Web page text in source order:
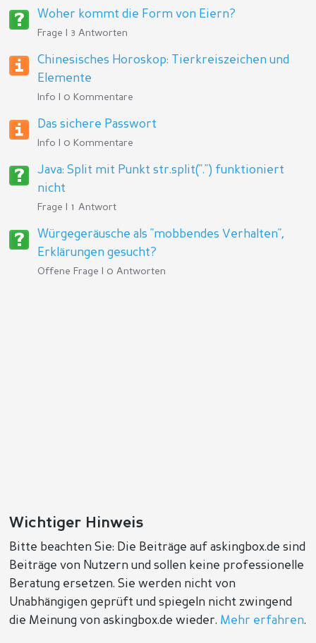
Woher kommt die Form von Eiern?
Frage | 3 Antworten
Chinesisches Horoskop: Tierkreiszeichen und
Elemente
Info | 0 Kommentare
Das sichere Passwort
Info | 0 Kommentare
Java: Split mit Punkt str.split(".") funktioniert
nicht
Frage | 1 Antwort
Würgegeräusche als "mobbendes Verhalten",
Erklärungen gesucht?
Offene Frage | 0 Antworten
Wichtiger Hinweis
Bitte beachten Sie: Die Beiträge auf askingbox.de sind
Beiträge von Nutzern und sollen keine professionelle
Beratung ersetzen. Sie werden nicht von
Unabhängigen geprüft und spiegeln nicht zwingend
die Meinung von askingbox.de wieder. Mehr erfahren.